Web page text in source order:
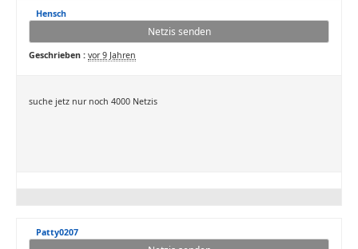
Hensch
Netzis senden
Geschrieben : vor 9 Jahren
suche jetz nur noch 4000 Netzis
Patty0207